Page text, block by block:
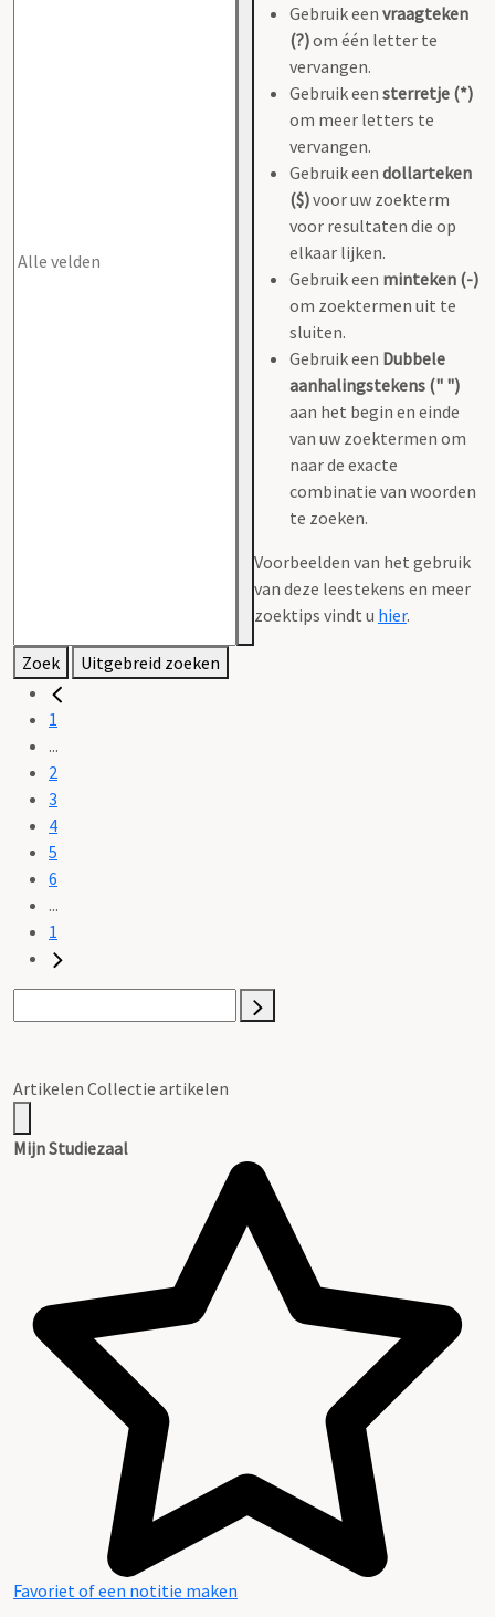
Gebruik een vraagteken
(?)om één letter te
vervangen.
Gebruik een sterretje (*)
om meer letters te
vervangen.
Gebruik een dollarteken
($)voor uw zoekterm
voor resultaten die op
elkaar lijken.
Gebruik een minteken (-)
om zoektermen uit te
sluiten.
Gebruik een Dubbele
aanhalingstekens (" ")
aan het begin en einde
van uw zoektermen om
naar de exacte
combinatie van woorden
te zoeken.
Voorbeelden van het gebruik
van deze leestekens en meer
zoektips vindt u hier.
Zoek Uitgebreid zoeken
1
...
2
3
4
5
6
...
1
Artikelen Collectie artikelen
Mijn Studiezaal
Favoriet of een notitie maken